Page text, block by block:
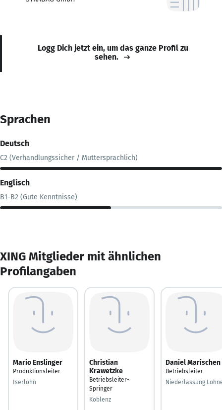
Logg Dich jetzt ein, um das ganze Profil zu
sehen.
Sprachen
Deutsch
C2 (Verhandlungssicher / Muttersprachlich)
Englisch
B1-B2 (Gute Kenntnisse)
XING Mitglieder mit ähnlichen
Profilangaben
Mario Enslinger
Produktionsleiter
Iserlohn
Christian
Krawetzke
Betriebsleiter-
Springer
Koblenz
Daniel Marischen
Betriebsleiter
Niederlassung